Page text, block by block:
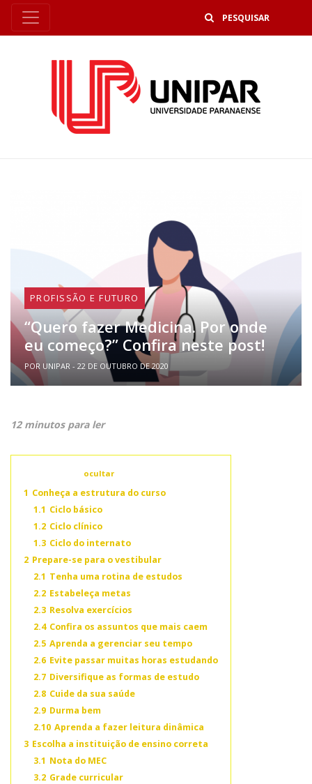
PROFISSÃO E FUTURO
“Quero fazer Medicina. Por onde
eu começo?” Confira neste post!
POR UNIPAR - 22 DE OUTUBRO DE 2020
12 minutos para ler
ocultar
1 Conheça a estrutura do curso
1.1 Ciclo básico
1.2 Ciclo clínico
1.3 Ciclo do internato
2 Prepare-se para o vestibular
2.1 Tenha uma rotina de estudos
2.2 Estabeleça metas
2.3 Resolva exercícios
2.4 Confira os assuntos que mais caem
2.5 Aprenda a gerenciar seu tempo
2.6 Evite passar muitas horas estudando
2.7 Diversifique as formas de estudo
2.8 Cuide da sua saúde
2.9 Durma bem
2.10 Aprenda a fazer leitura dinâmica
3 Escolha a instituição de ensino correta
3.1 Nota do MEC
3.2 Grade curricular